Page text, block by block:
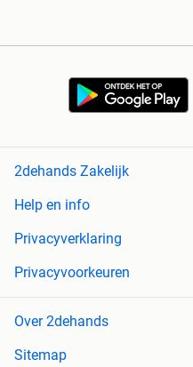
2dehands Zakelijk
Help en info
Privacyverklaring
Privacyvoorkeuren
Over 2dehands
Sitemap